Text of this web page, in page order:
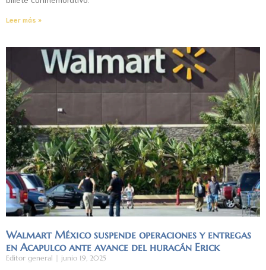
Leer más »
Walmart México suspende operaciones y entregas
en Acapulco ante avance del huracán Erick
Editor general junio 19, 2025